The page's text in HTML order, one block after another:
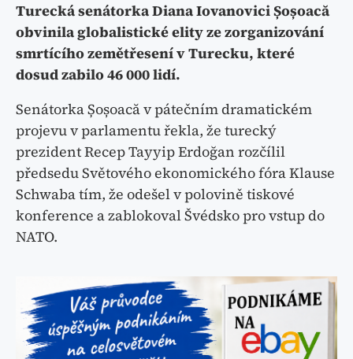
Turecká senátorka Diana Iovanovici Șoșoacă
obvinila globalistické elity ze zorganizování
smrtícího zemětřesení v Turecku, které
dosud zabilo 46 000 lidí.
Senátorka Șoșoacă v pátečním dramatickém
projevu v parlamentu řekla, že turecký
prezident Recep Tayyip Erdoğan rozčílil
předsedu Světového ekonomického fóra Klause
Schwaba tím, že odešel v polovině tiskové
konference a zablokoval Švédsko pro vstup do
NATO.